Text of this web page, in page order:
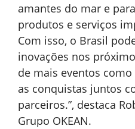
amantes do mar e
produtos e serviços
Com isso, o Brasil
inovações nos
de mais eventos
as conquistas juntos
parceiros.”, destaca
Grupo OKEAN.